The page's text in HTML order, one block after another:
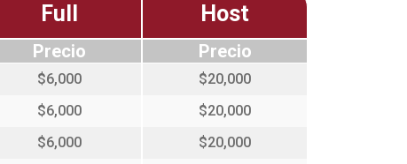
Full
Precio
$6,000
$6,000
$6,000
Host
Precio
$20,000
$20,000
$20,000